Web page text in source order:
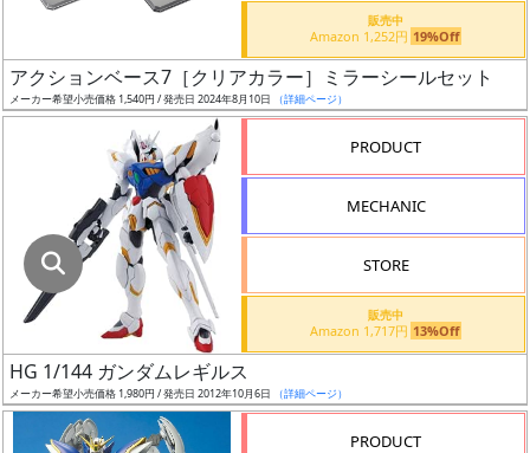
最
安
ク
ス
ア
販売中
Amazon 1,252円 19%Off
アクションベース7［クリアカラー］ミラーシールセット
メーカー希望小売価格 1,540円 / 発売日 2024年8月10日 （詳細ページ）
PRODUCT
MECHANIC
STORE
販売中
Amazon 1,717円 13%Off
HG 1/144 ガンダムレギルス
メーカー希望小売価格 1,980円 / 発売日 2012年10月6日 （詳細ページ）
PRODUCT